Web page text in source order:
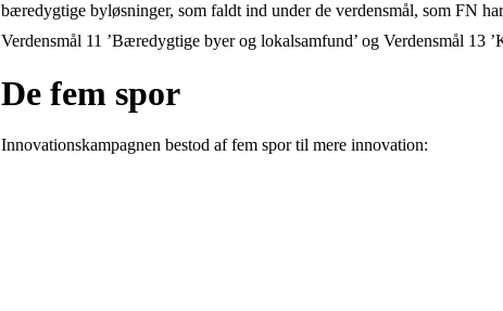
bæredygtige byløsninger, som faldt ind under de verdensmål, som FN
Verdensmål 11 ’Bæredygtige byer og lokalsamfund’ og Verdensmål 13
De fem spor
Innovationskampagnen bestod af fem spor til mere innovation: